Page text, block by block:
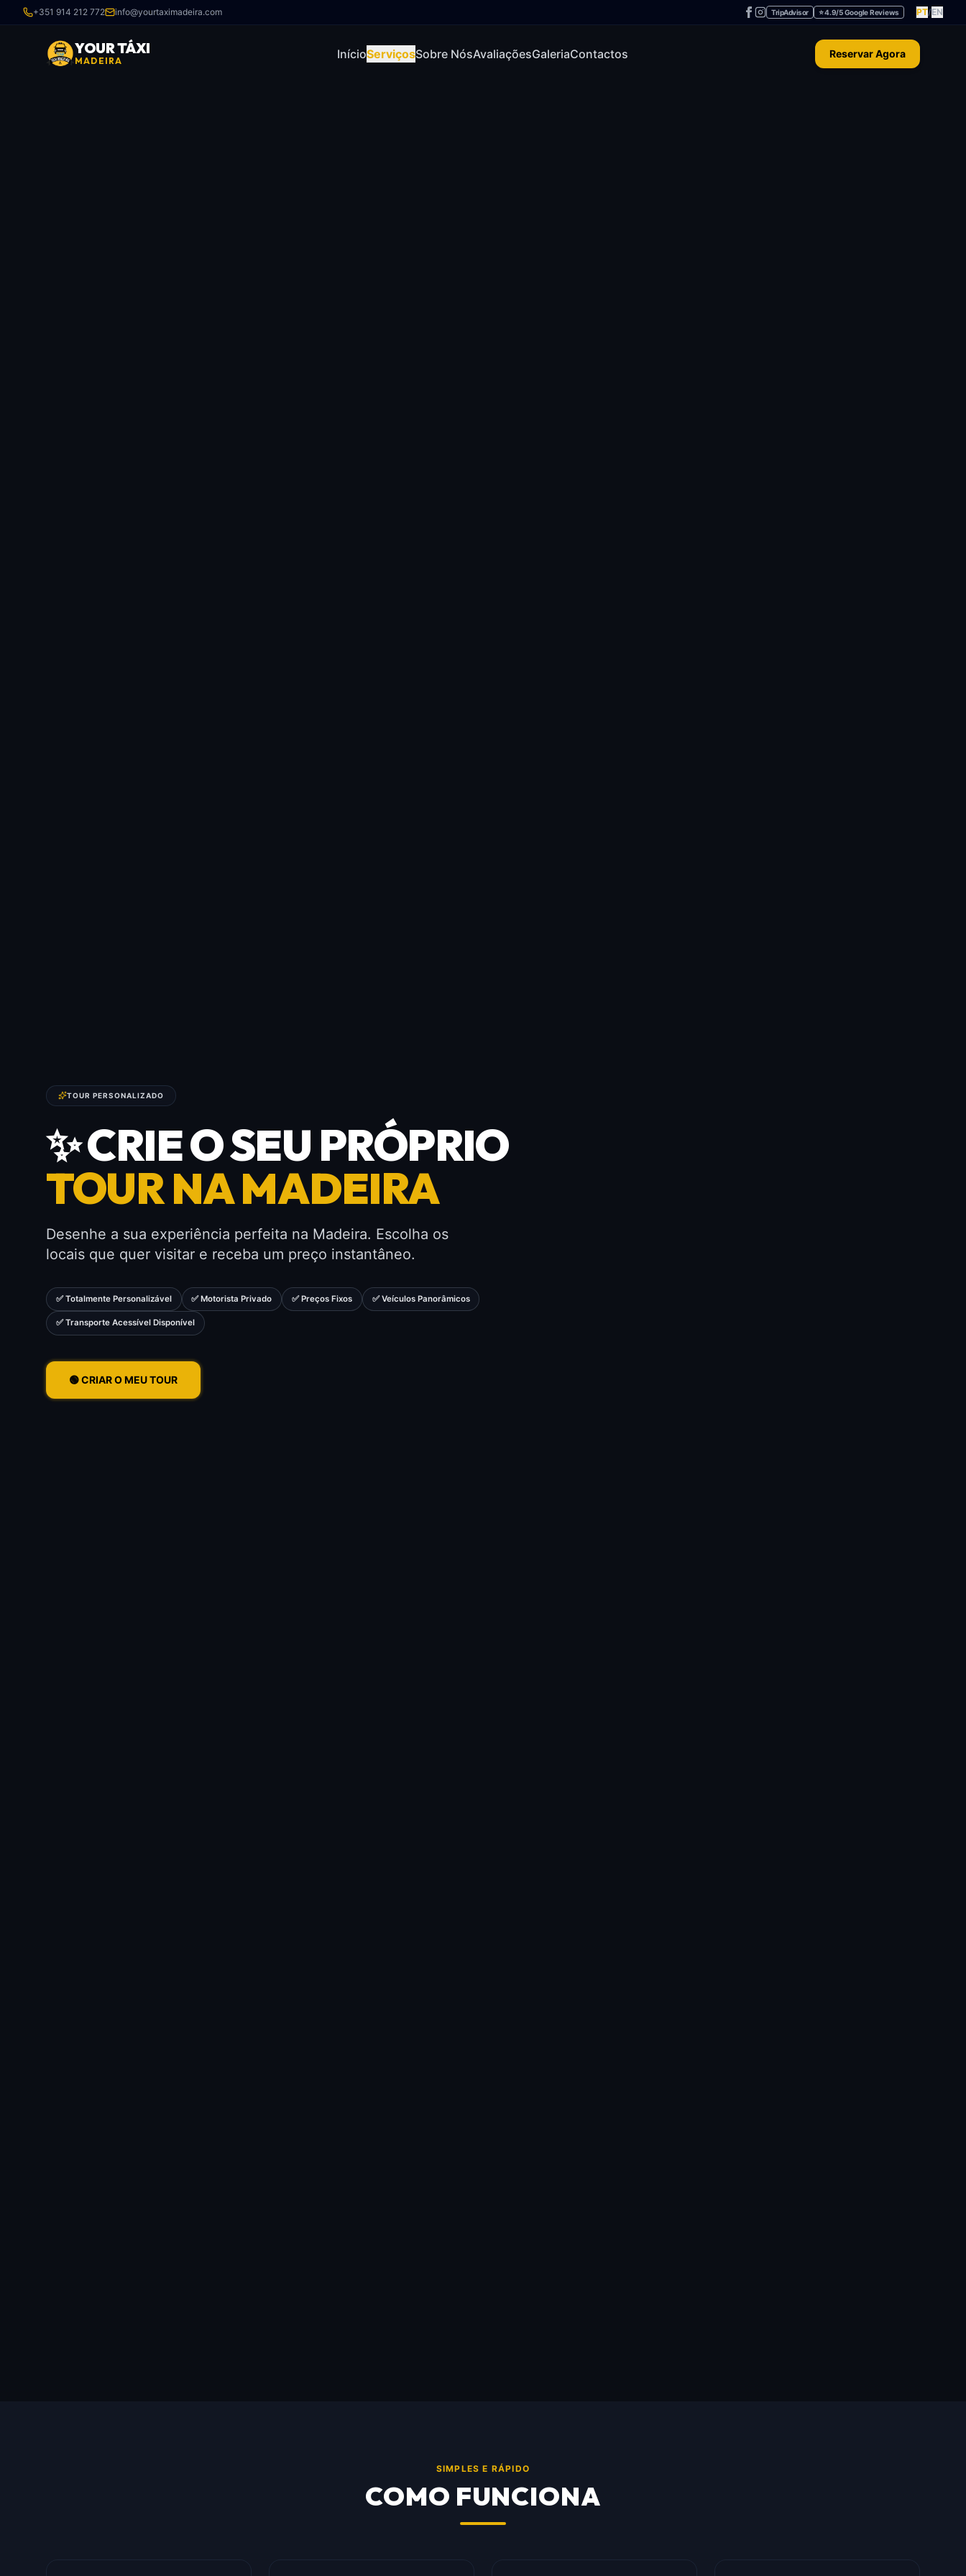
+351 914 212 772 info@yourtaximadeira.com TripAdvisor ⭐ 4.9/5 Google Reviews PT/EN
YOUR TÁXI
MADEIRA InícioServiçosSobre NósAvaliaçõesGaleriaContactos Reservar Agora
TOUR PERSONALIZADO
✨ CRIE O SEU PRÓPRIO
TOUR NA MADEIRA
Desenhe a sua experiência perfeita na Madeira. Escolha os
locais que quer visitar e receba um preço instantâneo.
✅ Totalmente Personalizável ✅ Motorista Privado ✅ Preços Fixos ✅ Veículos Panorâmicos
✅ Transporte Acessível Disponível
🟢 CRIAR O MEU TOUR
SIMPLES E RÁPIDO
COMO FUNCIONA